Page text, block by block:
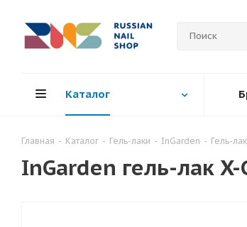
Каталог
Главная - Каталог - Гель-лаки - InGarden - Гель-
InGarden гель-лак